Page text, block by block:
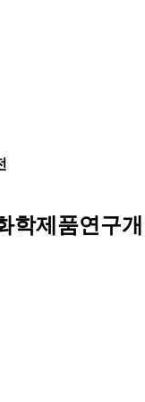
학제품연구